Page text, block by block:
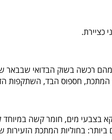
כציירת.
חספוס הבד, השתקפות
ביותר: בחוליות המתכת